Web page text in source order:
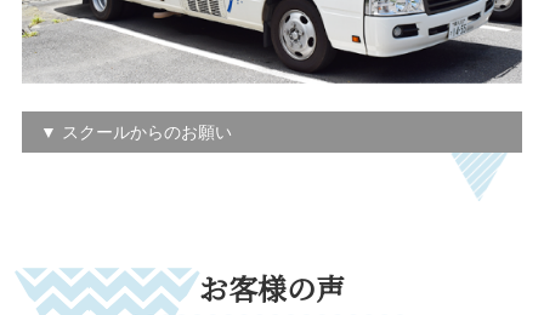
▼ スクールからのお願い
お客様の声